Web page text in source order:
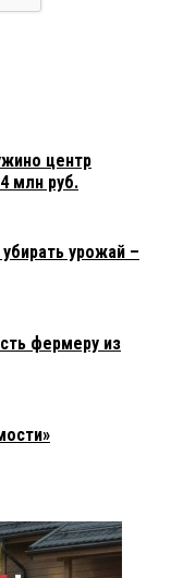
центр
млн руб.
урожай –
фермеру из